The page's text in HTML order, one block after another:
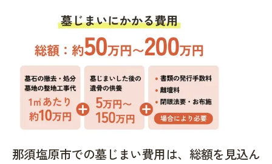
那須塩原市での墓じまい費用は、総額を見込ん